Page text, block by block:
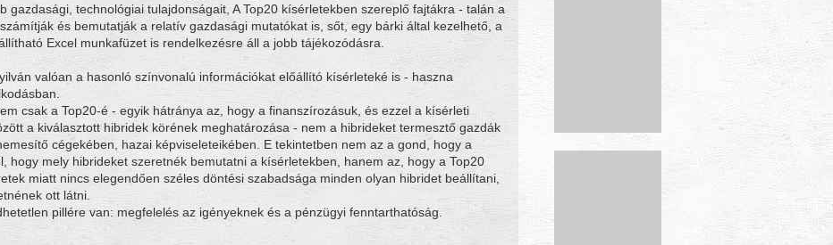
gazdasági, technológiai tulajdonságait, A Top20 kísérletekben szereplő fajtákra - talán a
és bemutatják a relatív gazdasági mutatókat is, sőt, egy bárki által kezelhető, a
Excel munkafüzet is rendelkezésre áll a jobb tájékozódásra.
valóan a hasonló színvonalú információkat előállító kísérleteké is - haszna
csak a Top20-é - egyik hátránya az, hogy a finanszírozásuk, és ezzel a kísérleti
a kiválasztott hibridek körének meghatározása - nem a hibrideket termesztő gazdák
cégekében, hazai képviseleteikében. E tekintetben nem az a gond, hogy a
hogy mely hibrideket szeretnék bemutatni a kísérletekben, hanem az, hogy a Top20
miatt nincs elegendően széles döntési szabadsága minden olyan hibridet beállítani,
ott látni.
pillére van: megfelelés az igényeknek és a pénzügyi fenntarthatóság.